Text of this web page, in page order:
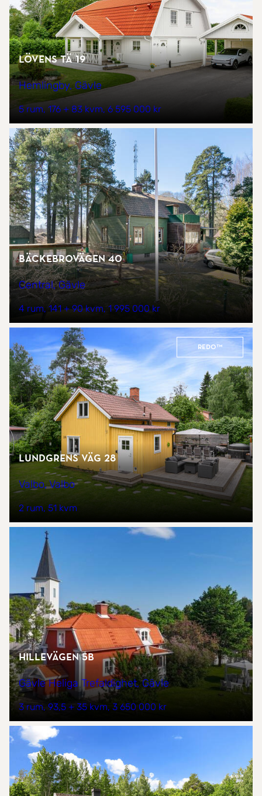
Lövens tä 19
Hemlingby, Gävle
5 rum 176 + 83 kvm 6 595 000 kr
Bäckebrovägen 40
Central, Gävle
4 rum 141 + 90 kvm 1 995 000 kr
REDO™
Lundgrens väg 28
Valbo, Valbo
2 rum 51 kvm
Hillevägen 5B
Gävle Heliga Trefaldighet, Gävle
3 rum 93,5 + 35 kvm 3 650 000 kr